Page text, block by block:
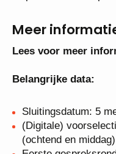
schoolperiode verder
Meer
Lees voor meer
Belangrijke data:
Sluitingsdatum: 5